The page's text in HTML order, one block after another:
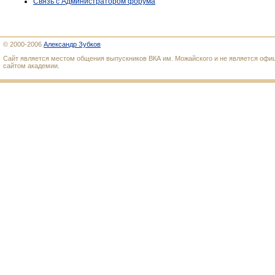
© 2000-2006 Александр Зубков
Сайт является местом общения выпускников ВКА им. Можайского и не является
сайтом академии.